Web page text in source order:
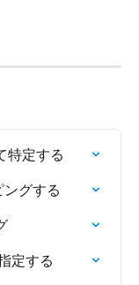
特定する
グする
定する